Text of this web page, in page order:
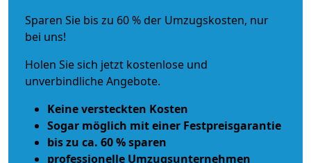
Sparen Sie bis zu 60 % der Umzugskosten, nur
bei uns!
Holen Sie sich jetzt kostenlose und
unverbindliche Angebote.
Keine versteckten Kosten
Sogar möglich mit einer Festpreisgarantie
bis zu ca. 60 % sparen
professionelle Umzugsunternehmen